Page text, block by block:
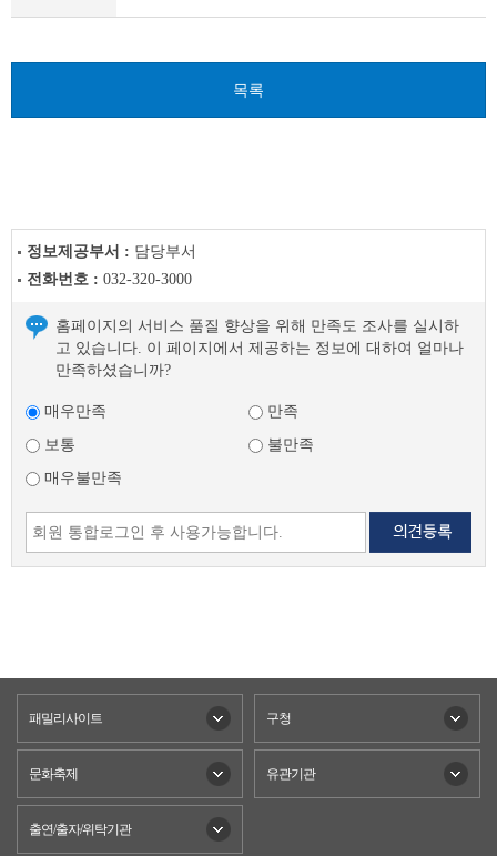
(채
시
목록
정보제공부서 : 담당부서
전화번호 : 032-320-3000
홈페이지의 서비스 품질 향상을 위해 만족도 조사를 실시하
고 있습니다. 이 페이지에서 제공하는 정보에 대하여 얼마나
만족하셨습니까?
매우만족
만족
보통
불만족
매우불만족
패밀리사이트 구청
문화축제 유관기관
출연/출자/위탁기관